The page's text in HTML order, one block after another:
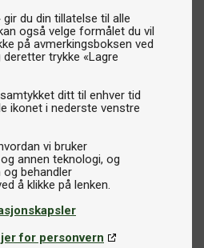
du din tillatelse til alle
også velge formålet du vil
på avmerkingsboksen ved
trykke «Lagre
ditt til enhver tid
ikonet i nederste venstre
vi bruker
annen teknologi, og
og behandler
for personvern